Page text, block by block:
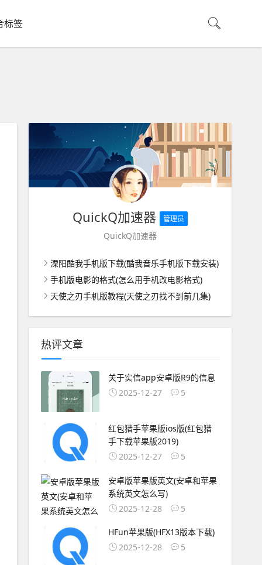
标签
QuickQ加速器 管理员
QuickQ加速器
溧阳酷我手机版下载(酷我音乐手机版下载安装)
手机版电影的格式(怎么用手机改电影格式)
天使之刃手机版教程(天使之刃找不到前几集)
热评文章
关于实信app安卓版R9的信息
2025-12-27
5
红包猎手苹果版ios版(红包猎
手下载苹果版2019)
2025-12-27
5
安卓版苹果版英文(安卓和苹果
系统英文怎么写)
2025-12-28
5
HFun苹果版(HFX13版本下载)
2025-12-28
5